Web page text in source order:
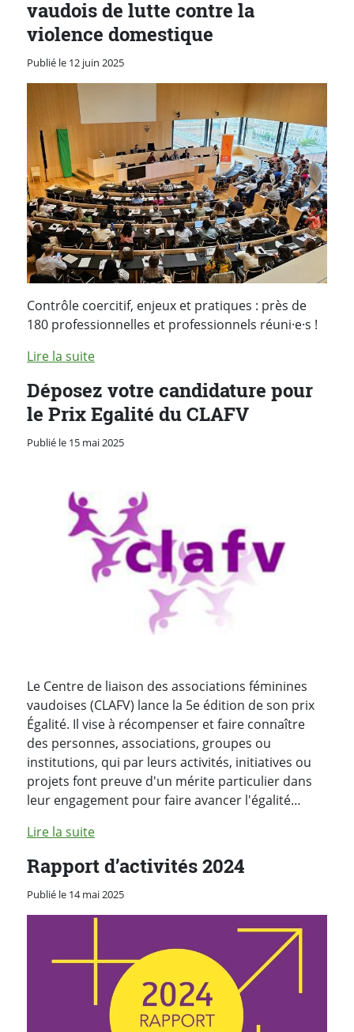
vaudois de lutte contre la
violence domestique
Publié le 12 juin 2025
Contrôle coercitif, enjeux et pratiques : près de
180 professionnelles et professionnels réuni·e·s !
Lire la suite
Déposez votre candidature pour
le Prix Egalité du CLAFV
Publié le 15 mai 2025
Le Centre de liaison des associations féminines
vaudoises (CLAFV) lance la 5e édition de son prix
Égalité. Il vise à récompenser et faire connaître
des personnes, associations, groupes ou
institutions, qui par leurs activités, initiatives ou
projets font preuve d'un mérite particulier dans
leur engagement pour faire avancer l'égalité…
Lire la suite
Rapport d’activités 2024
Publié le 14 mai 2025